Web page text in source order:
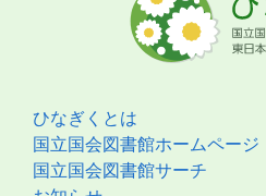
ひなぎくとは
国立国会図書館ホームページ
国立国会図書館サーチ